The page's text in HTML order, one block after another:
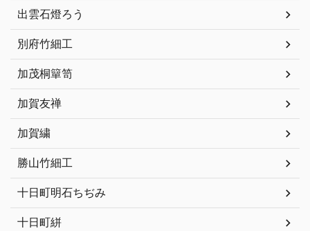
出雲石燈ろう
別府竹細工
加茂桐簞笥
加賀友禅
加賀繍
勝山竹細工
十日町明石ちぢみ
十日町絣